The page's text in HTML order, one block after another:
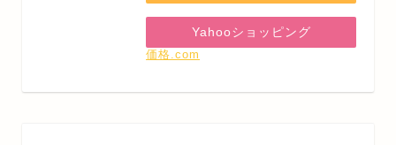
Yahooショッピング
価格.com